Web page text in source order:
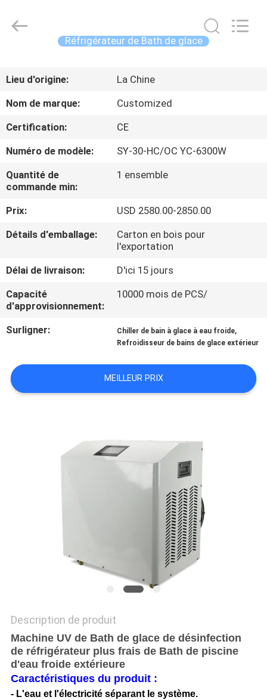
PRODUITS
SUJET
DE
VISITE
CONTRÔLE
QUALITÉ
CONTACTEZ-
NOUS
PRIVACY
POLICY
Syochi
Electronics
Réfrigérateur de Bath de glace
Lieu d'origine:
La Chine
Nom de marque:
Customized
Certification:
CE
Numéro de modèle:
SY-30-HC/OC YC-6300W
Quantité de
commande min:
1 ensemble
Prix:
USD 2580.00-2850.00
Détails d'emballage:
Carton en bois pour
l'exportation
Délai de livraison:
D'ici 15 jours
Capacité
d'approvisionnement:
10000 mois de PCS/
Surligner: Chiller de bain à glace à eau froide,
Refroidisseur de bains de glace extérieur
MEILLEUR PRIX
Description de produit
Machine UV de Bath de glace de désinfection
de réfrigérateur plus frais de Bath de piscine
d'eau froide extérieure
Caractéristiques du produit :
-L'eau et l'électricité séparant le système.